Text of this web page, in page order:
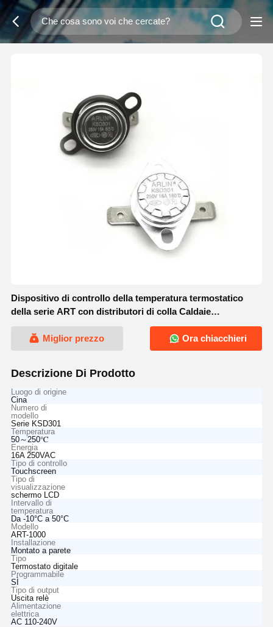
Dispositivo di controllo della temperatura termostatico
della serie ART con distributori di colla Caldaie
Miglior prezzo
Ora chiacchieri
Descrizione Di Prodotto
Luogo di origine
Cina
Numero di
modello
Serie KSD301
Temperatura
50～250℃
Energia
16A 250VAC
Tipo di controllo
Touchscreen
Tipo di
visualizzazione
schermo LCD
Intervallo di
temperatura
Da -10°C a 50°C
Modello
ART-1000
Installazione
Montato a parete
Tipo
Termostato digitale
Programmabile
SÌ
Tipo di output
Uscita relè
Alimentazione
elettrica
AC 110-240V